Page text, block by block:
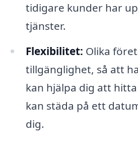
tidigare kunder har
tjänster.
Flexibilitet: Olika
tillgänglighet, så att
kan hjälpa dig att
kan städa på ett
dig.